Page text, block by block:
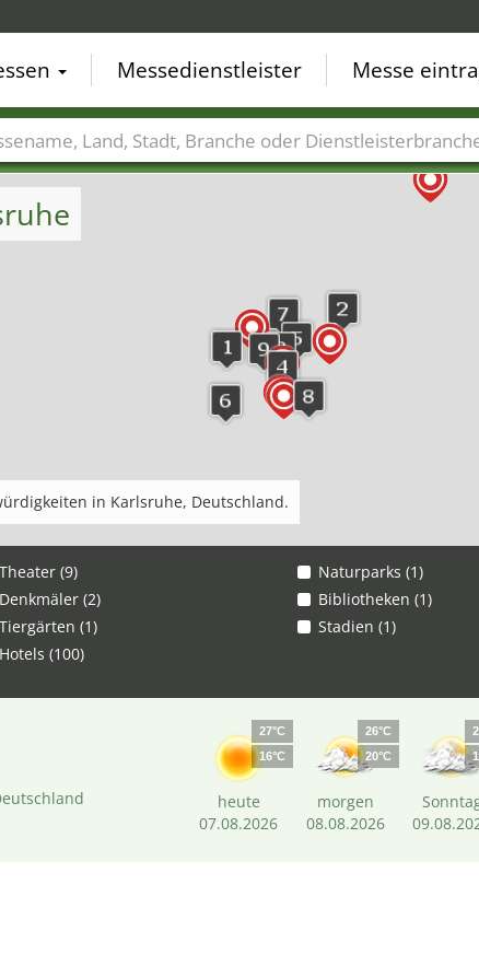
in Karlsruhe, Deutschland.
Theater (9) Naturparks (1)
Denkmäler (2) Bibliotheken (1)
Tiergärten (1) Stadien (1)
Hotels (100)
27°C
16°C
heute
07.08.2026
26°C
20°C
morgen
08.08.2026
Messedienstleister Messe
Länder Städte Branchen Dienstleisterbranchen